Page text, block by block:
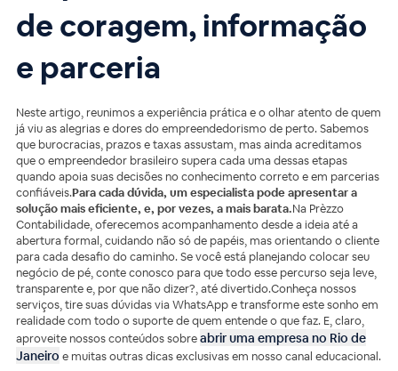
de coragem, informação
e parceria
Neste artigo, reunimos a experiência prática e o olhar atento de quem
já viu as alegrias e dores do empreendedorismo de perto. Sabemos
que burocracias, prazos e taxas assustam, mas ainda acreditamos
que o empreendedor brasileiro supera cada uma dessas etapas
quando apoia suas decisões no conhecimento correto e em parcerias
confiáveis.Para cada dúvida, um especialista pode apresentar a
solução mais eficiente, e, por vezes, a mais barata.Na Prèzzo
Contabilidade, oferecemos acompanhamento desde a ideia até a
abertura formal, cuidando não só de papéis, mas orientando o cliente
para cada desafio do caminho. Se você está planejando colocar seu
negócio de pé, conte conosco para que todo esse percurso seja leve,
transparente e, por que não dizer?, até divertido.Conheça nossos
serviços, tire suas dúvidas via WhatsApp e transforme este sonho em
realidade com todo o suporte de quem entende o que faz. E, claro,
aproveite nossos conteúdos sobreabrir uma empresa no Rio de
Janeiro e muitas outras dicas exclusivas em nosso canal educacional.